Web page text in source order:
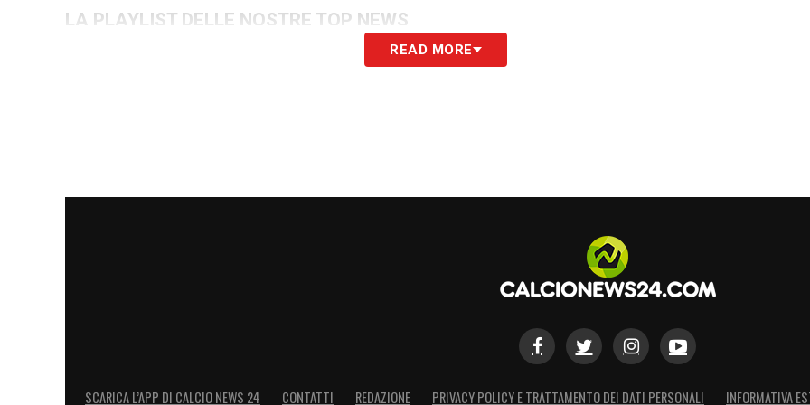
LA PLAYLIST DELLE NOSTRE TOP NEWS
READ MORE
SCARICA L’APP DI CALCIO NEWS 24 CONTATTI REDAZIONE PRIVACY POLICY E TRATTAMENTO DEI DATI PERSONALI INFORMATIVA